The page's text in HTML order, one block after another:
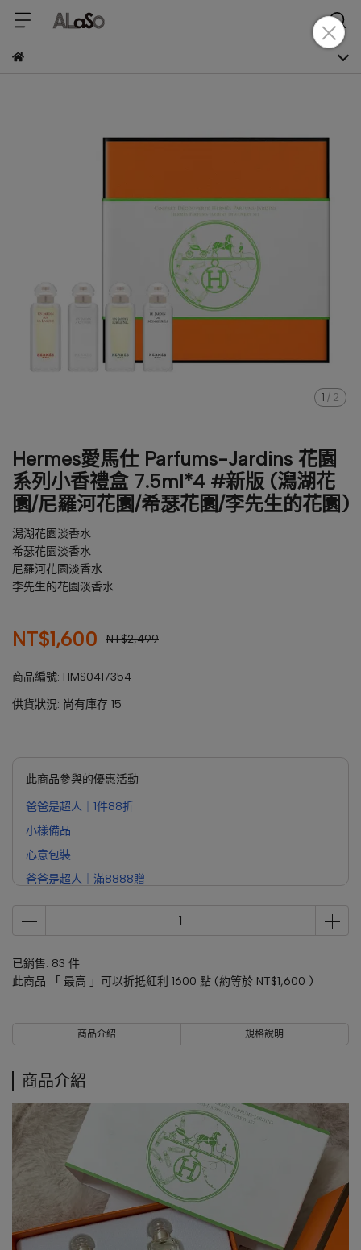
1 / 2
Hermes愛馬仕 Parfums-Jardins 花園
系列小香禮盒 7.5ml*4 #新版 (潟湖花
園/尼羅河花園/希瑟花園/李先生的花園)
潟湖花園淡香水
希瑟花園淡香水
尼羅河花園淡香水
李先生的花園淡香水
NT$1,600 NT$2,499
商品編號: HMS0417354
供貨狀況: 尚有庫存 15
此商品參與的優惠活動
爸爸是超人｜1件88折
小樣備品
心意包裝
爸爸是超人｜滿8888贈
已銷售: 83 件
此商品 「 最高 」可以折抵紅利 1600 點 (約等於 NT$1,600 )
商品介紹 規格說明
商品介紹